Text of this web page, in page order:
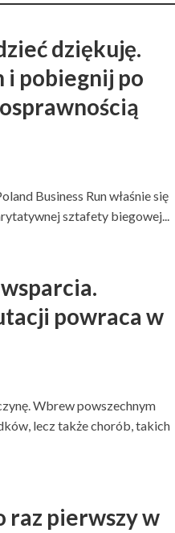
dziękuję.
i pobiegnij po
Business Run właśnie się
sztafety biegowej...
powraca w
Wbrew powszechnym
lecz także chorób, takich
raz pierwszy w